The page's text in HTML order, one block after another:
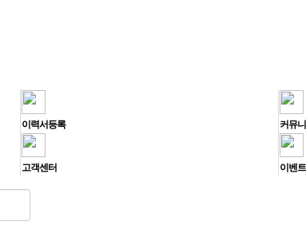
이력서등록 커뮤
고객센터
이벤트